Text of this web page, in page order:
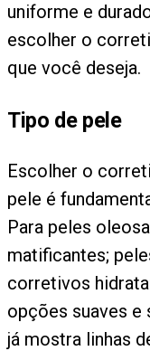
uniforme e
escolher o
que você deseja.
Tipo de pele
Escolher o
pele é
Para peles
matificantes;
corretivos
opções suaves e
já mostra linhas